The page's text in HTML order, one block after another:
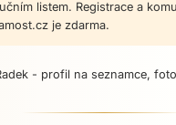
listem. Registrace a
je zdarma.